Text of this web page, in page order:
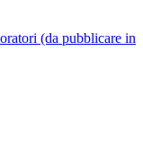
(da pubblicare in